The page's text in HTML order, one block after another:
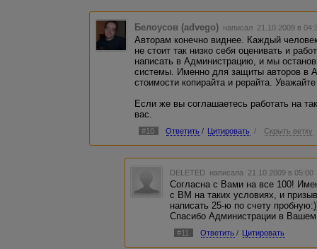
Белоусов (advego) написал 21.10.2009 в
Авторам конечно виднее. Каждый
не стоит так низко себя оценивать и
написать в Администрацию, и мы
системы. Именно для защиты авторов в
стоимости копирайта и рерайта.
Если же вы соглашаетесь работать на
вас.
#10 Ответить / Цитировать / Скрыть ветку
DELETED написала 21.10.2009 в
Согласна с Вами на все 100!
с ВМ на таких условиях, и
написать 25-ю по счету
Спасибо Администрации в
#11 Ответить / Цитировать